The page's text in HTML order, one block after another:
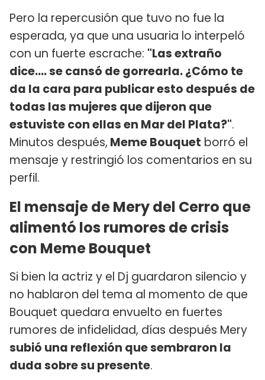
Pero la repercusión que tuvo no fue la
esperada, ya que una usuaria lo interpeló
con un fuerte escrache: "Las extraño
dice.... se cansó de gorrearla. ¿Cómo te
da la cara para publicar esto después de
todas las mujeres que dijeron que
estuviste con ellas en Mar del Plata?".
Minutos después, Meme Bouquet borró el
mensaje y restringió los comentarios en su
perfil.
El mensaje de Mery del Cerro que
alimentó los rumores de crisis
con Meme Bouquet
Si bien la actriz y el Dj guardaron silencio y
no hablaron del tema al momento de que
Bouquet quedara envuelto en fuertes
rumores de infidelidad, días después Mery
subió una reflexión que sembraron la
duda sobre su presente.